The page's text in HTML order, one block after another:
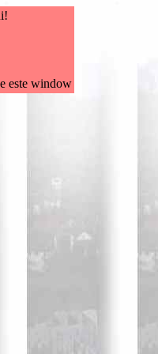
este window